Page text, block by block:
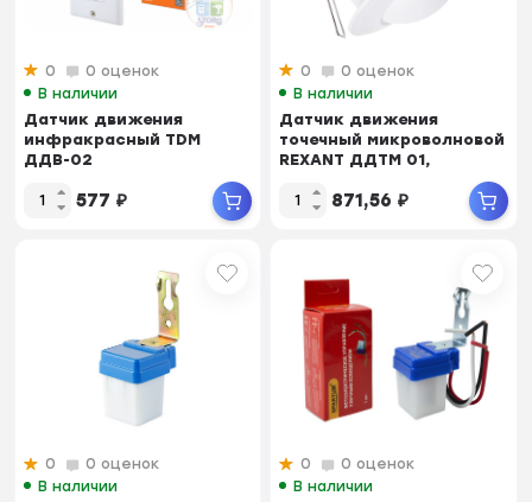
0
0 оценок
В наличии
Датчик движения
инфракрасный TDM
ДДВ-02
577 ₽
0
0 оценок
В наличии
Датчик движения
точечный микроволновой
REXANT ДДТМ 01,
360°,1200Вт,10-2000Лк,...
871,56 ₽
0
0 оценок
В наличии
0
0 оценок
В наличии